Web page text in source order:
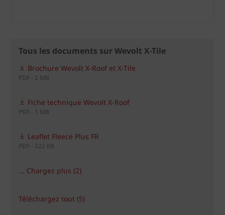
Tous les documents sur Wevolt X-Tile
Brochure Wevolt X-Roof et X-Tile
PDF - 2 MB
Fiche technique Wevolt X-Roof
PDF - 1 MB
Leaflet Fleece Plus FR
PDF - 222 KB
... Chargez plus (2)
Téléchargez tout (5)